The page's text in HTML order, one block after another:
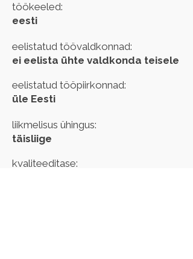
töökeeled:
eesti
eelistatud töövaldkonnad:
ei eelista ühte valdkonda teisele
eelistatud tööpiirkonnad:
üle Eesti
liikmelisus ühingus:
täisliige
kvaliteeditase: